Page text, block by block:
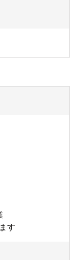
す